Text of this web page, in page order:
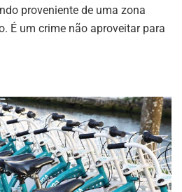
proveniente de uma zona
É um crime não aproveitar para